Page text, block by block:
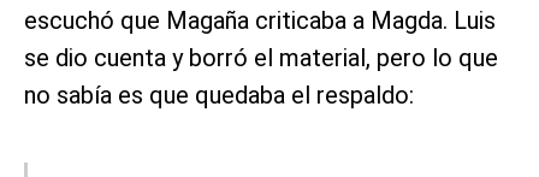
escuchó que Magaña criticaba a Magda. Luis
se dio cuenta y borró el material, pero lo que
no sabía es que quedaba el respaldo: